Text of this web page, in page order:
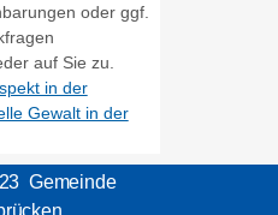
oder ggf.
auf Sie zu.
in der
Gewalt in der
Gemeinde